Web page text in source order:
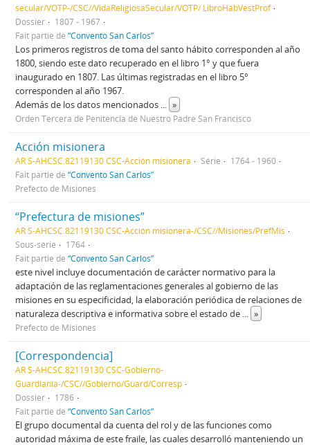
secular/VOTP-/CSC//VidaReligiosaSecular/VOTP/ LibroHábVestProf
Dossier
1807 - 1967
Fait partie de “Convento San Carlos”
Los primeros registros de toma del santo hábito corresponden al año
1800, siendo este dato recuperado en el libro 1° y que fuera
inaugurado en 1807. Las últimas registradas en el libro 5°
corresponden al año 1967.
Además de los datos mencionados ... »
Orden Tercera de Penitencia de Nuestro Padre San Francisco
Acción misionera
AR S-AHCSC.82119130 CSC-Acción misionera Série
1764 - 1960
Fait partie de “Convento San Carlos”
Prefecto de Misiones
“Prefectura de misiones”
AR S-AHCSC.82119130 CSC-Acción misionera-/CSC//Misiones/PrefMis
Sous-série
1764
Fait partie de “Convento San Carlos”
este nivel incluye documentación de carácter normativo para la
adaptación de las reglamentaciones generales al gobierno de las
misiones en su especificidad, la elaboración periódica de relaciones de
naturaleza descriptiva e informativa sobre el estado de ... »
Prefecto de Misiones
[Correspondencia]
AR S-AHCSC.82119130 CSC-Gobierno-
Guardianía-/CSC//Gobierno/Guard/Corresp
Dossier
1786
Fait partie de “Convento San Carlos”
El grupo documental da cuenta del rol y de las funciones como
autoridad máxima de este fraile, las cuales desarrolló manteniendo un